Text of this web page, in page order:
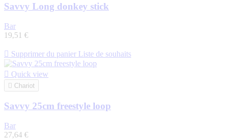
Savvy Long donkey stick
Bar
19,51 €
 Supprimer du panier Liste de souhaits
 Quick view
 Chariot
Savvy 25cm freestyle loop
Bar
27,64 €